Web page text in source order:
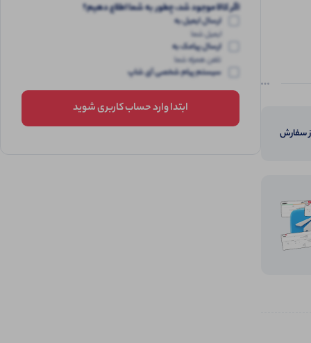
سفارش
اگر کالا موجود شد، چطور به شما اطلاع دهیم؟
ارسال ایمیل به
ایمیل شما
ارسال پیامک به
تلفن همراه شما
سیستم پیام شخصی آی شاپ
ابتدا وارد حساب کاربری شوید